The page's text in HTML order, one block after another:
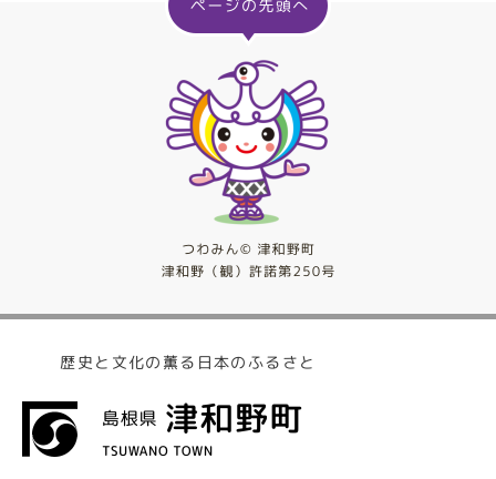
歴史と文化の薫る日本のふるさと